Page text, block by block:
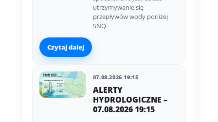
utrzymywanie się
przepływów wody poniżej
SNQ.
Czytaj dalej
07.08.2026 19:15
ALERTY
HYDROLOGICZNE –
07.08.2026 19:15